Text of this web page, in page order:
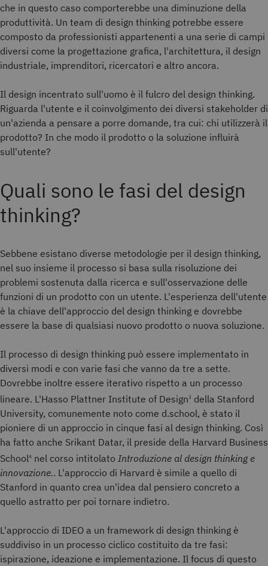
che in questo caso comporterebbe una diminuzione della
produttività. Un team di design thinking potrebbe essere
composto da professionisti appartenenti a una serie di campi
diversi come la progettazione grafica, l'architettura, il design
industriale, imprenditori, ricercatori e altro ancora.
Il design incentrato sull'uomo è il fulcro del design thinking.
Riguarda l'utente e il coinvolgimento dei diversi stakeholder di
un'azienda a pensare a porre domande, tra cui: chi utilizzerà il
prodotto? In che modo il prodotto o la soluzione influirà
sull'utente?
Quali sono le fasi del design
thinking?
Sebbene esistano diverse metodologie per il design thinking,
nel suo insieme il processo si basa sulla risoluzione dei
problemi sostenuta dalla ricerca e sull'osservazione delle
funzioni di un prodotto con un utente. L'esperienza dell'utente
è la chiave dell'approccio del design thinking e dovrebbe
essere la base di qualsiasi nuovo prodotto o nuova soluzione.
Il processo di design thinking può essere implementato in
diversi modi e con varie fasi che vanno da tre a sette.
Dovrebbe inoltre essere iterativo rispetto a un processo
lineare. L'Hasso Plattner Institute of Design 3 della Stanford
University, comunemente noto come d.school, è stato il
pioniere di un approccio in cinque fasi al design thinking. Così
ha fatto anche Srikant Datar, il preside della Harvard Business
School4 nel corso intitolato Introduzione al design thinking e
innovazione.. L'approccio di Harvard è simile a quello di
Stanford in quanto crea un'idea dal pensiero concreto a
quello astratto per poi tornare indietro.
L'approccio di IDEO a un framework di design thinking è
suddiviso in un processo ciclico costituito da tre fasi:
ispirazione, ideazione e implementazione. Il focus di questo